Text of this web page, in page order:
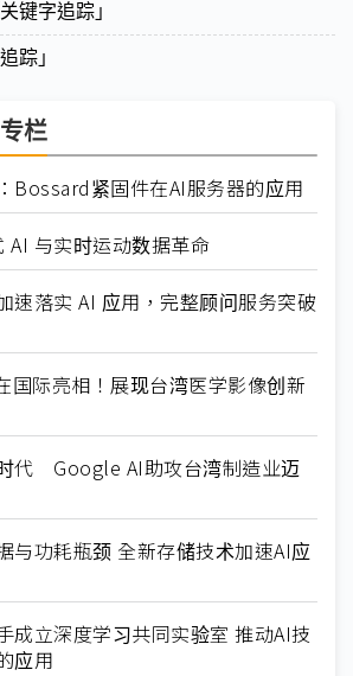
键字追踪」
踪」
栏
Bossard紧固件在AI服务器的应用
AI 与实时运动数据革命
速落实 AI 应用，完整顾问服务突破
国际亮相！展现台湾医学影像创新
代 Google AI助攻台湾制造业迈
与功耗瓶颈 全新存储技术加速AI应
成立深度学习共同实验室 推动AI技
应用